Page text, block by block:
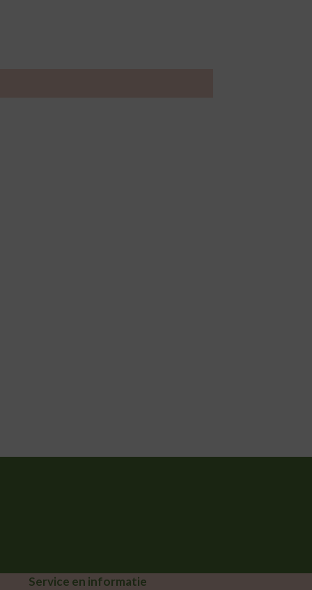
Service en informatie